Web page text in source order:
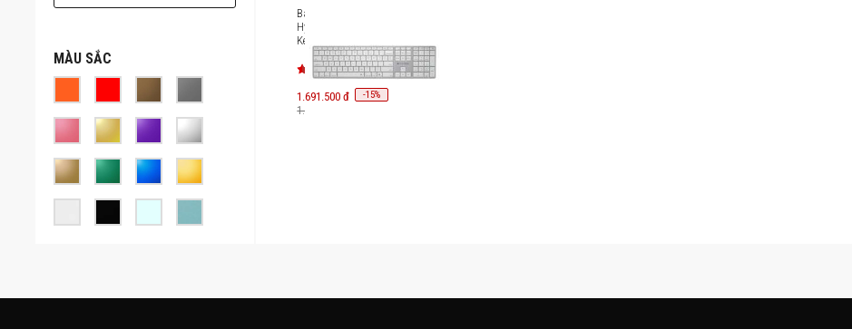
MÀU SẮC
Bàn phím không dây Hyper
HyperSpace Bluetooth Wireless
Keyboard HS2310US
1.691.500 đ -15%
1.990.000 đ